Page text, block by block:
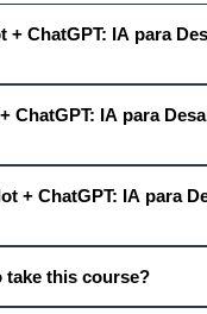
ChatGPT: IA para
ChatGPT: IA para
+ ChatGPT: IA para
take this course?